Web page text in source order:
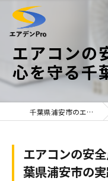
エアコンの
心を守る千
千葉県浦安市のエアコンならエアデンPro
エアコンの安
葉県浦安市の